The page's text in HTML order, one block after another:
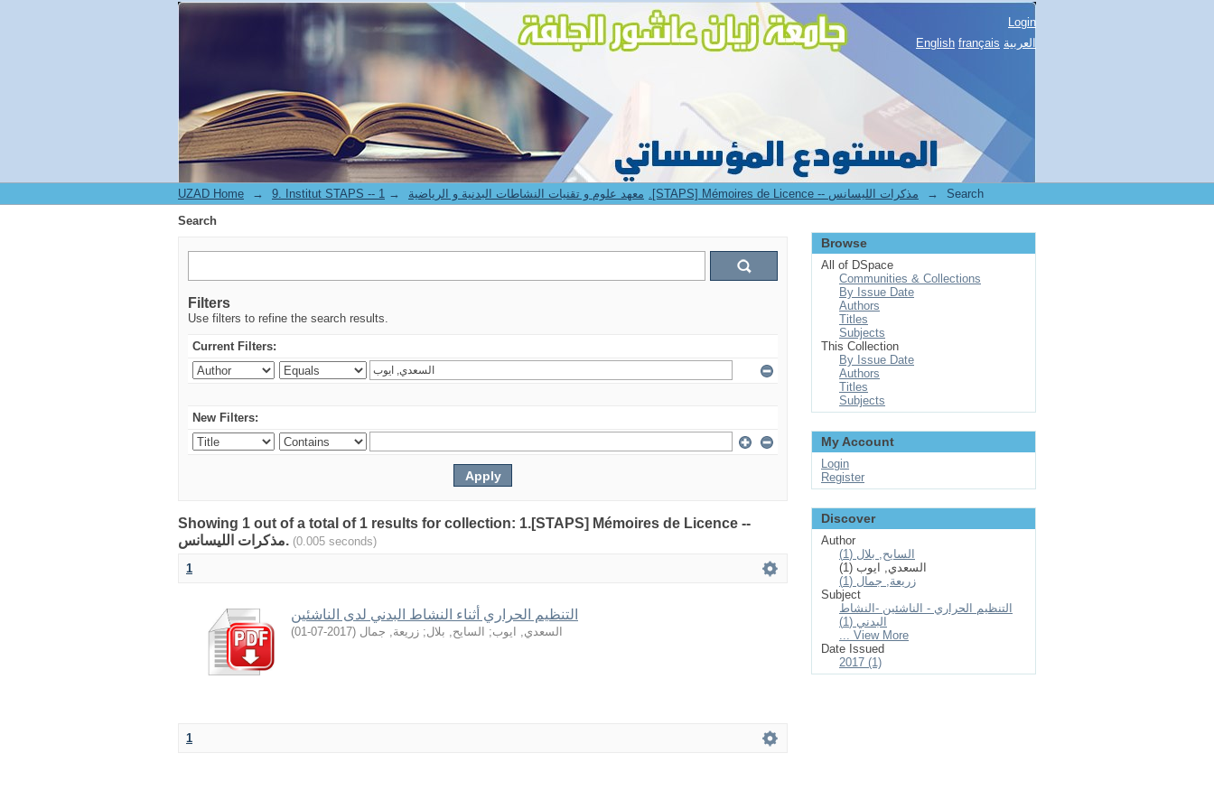
Search
Login
English français العربية
UZAD Home → 9. Institut STAPS -- معهد علوم و تقنيات النشاطات البدنية و الرياضية → 1.[STAPS] Mémoires de Licence -- مذكرات الليسانس →
Search
Search
Filters
Use filters to refine the search results.
Current Filters:
New Filters:
Showing 1 out of a total of 1 results for collection: 1.[STAPS] Mémoires de Licence --
مذكرات الليسانس.
(0.005 seconds)
1
التنظيم الحراري أثناء النشاط البدني لدى الناشئين
السعدي, ايوب; السايح, بلال; زريعة, جمال (
2017-07-01
)
1
Browse
All of DSpace
Communities & Collections
By Issue Date
Authors
Titles
Subjects
This Collection
By Issue Date
Authors
Titles
Subjects
My Account
Login
Register
Discover
Author
السايح, بلال (1)
السعدي, ايوب (1)
زريعة, جمال (1)
Subject
التنظيم الحراري - الناشئين -النشاط
البدني (1)
... View More
Date Issued
2017 (1)